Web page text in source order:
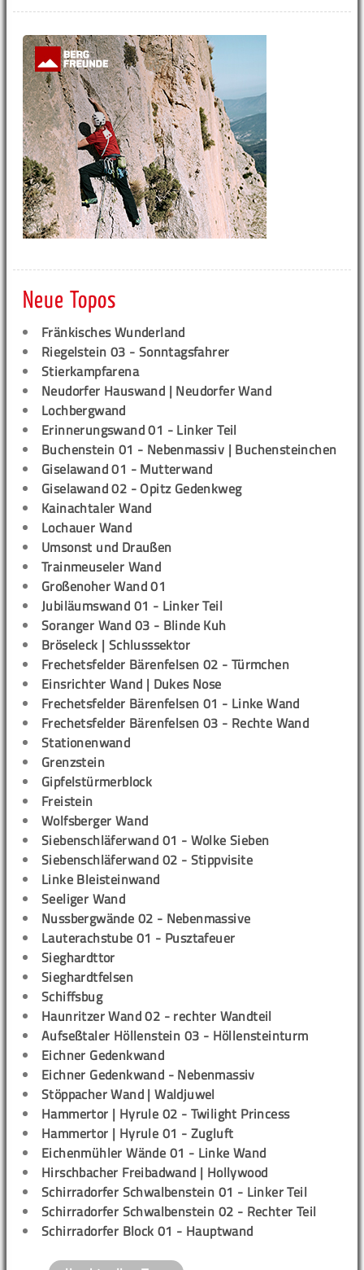
Neue Topos
Fränkisches Wunderland
Riegelstein 03 - Sonntagsfahrer
Stierkampfarena
Neudorfer Hauswand | Neudorfer Wand
Lochbergwand
Erinnerungswand 01 - Linker Teil
Buchenstein 01 - Nebenmassiv | Buchensteinchen
Giselawand 01 - Mutterwand
Giselawand 02 - Opitz Gedenkweg
Kainachtaler Wand
Lochauer Wand
Umsonst und Draußen
Trainmeuseler Wand
Großenoher Wand 01
Jubiläumswand 01 - Linker Teil
Soranger Wand 03 - Blinde Kuh
Bröseleck | Schlusssektor
Frechetsfelder Bärenfelsen 02 - Türmchen
Einsrichter Wand | Dukes Nose
Frechetsfelder Bärenfelsen 01 - Linke Wand
Frechetsfelder Bärenfelsen 03 - Rechte Wand
Stationenwand
Grenzstein
Gipfelstürmerblock
Freistein
Wolfsberger Wand
Siebenschläferwand 01 - Wolke Sieben
Siebenschläferwand 02 - Stippvisite
Linke Bleisteinwand
Seeliger Wand
Nussbergwände 02 - Nebenmassive
Lauterachstube 01 - Pusztafeuer
Sieghardttor
Sieghardtfelsen
Schiffsbug
Haunritzer Wand 02 - rechter Wandteil
Aufseßtaler Höllenstein 03 - Höllensteinturm
Eichner Gedenkwand
Eichner Gedenkwand - Nebenmassiv
Stöppacher Wand | Waldjuwel
Hammertor | Hyrule 02 - Twilight Princess
Hammertor | Hyrule 01 - Zugluft
Eichenmühler Wände 01 - Linke Wand
Hirschbacher Freibadwand | Hollywood
Schirradorfer Schwalbenstein 01 - Linker Teil
Schirradorfer Schwalbenstein 02 - Rechter Teil
Schirradorfer Block 01 - Hauptwand